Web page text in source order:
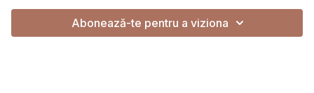
Practica aduce echilibru între energia focului specifică
Berbecului și calmul interior al respirației conștiente. Perfectă
Abonează-te pentru a viziona